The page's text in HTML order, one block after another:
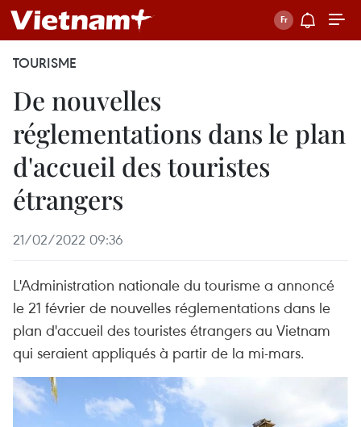
TOURISME
De nouvelles
réglementations dans le plan
d'accueil des touristes
étrangers
21/02/2022 09:36
L'Administration nationale du tourisme a annoncé
le 21 février de nouvelles réglementations dans le
plan d'accueil des touristes étrangers au Vietnam
qui seraient appliqués à partir de la mi-mars.